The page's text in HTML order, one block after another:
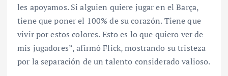
les apoyamos. Si alguien quiere jugar en el Barça,
tiene que poner el 100% de su corazón. Tiene que
vivir por estos colores. Esto es lo que quiero ver de
mis jugadores”, afirmó Flick, mostrando su tristeza
por la separación de un talento considerado valioso.